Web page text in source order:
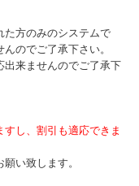
た方のみのシステムで
のでご了承下さい。
出来ませんのでご了承下
し、割引も適応できま
い致します。